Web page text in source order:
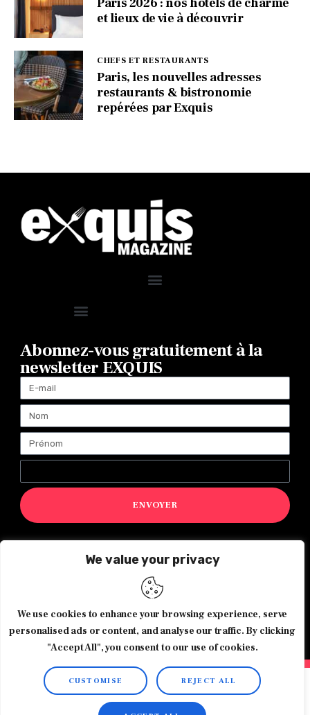
We value your privacy
We use cookies to enhance your browsing experience, serve
personalised ads or content, and analyse our traffic. By clicking
"Accept All", you consent to our use of cookies.
CUSTOMISE REJECT ALL
et lieux de vie à découvrir
CHEFS ET RESTAURANTS
Paris, les nouvelles adresses
restaurants & bistronomie
repérées par Exquis
Abonnez-vous gratuitement à la
newsletter EXQUIS
ENVOYER
Magazine Exquis© 2026 Tous droits réservés -Made with ♥️
byAgence de communication JOUR J